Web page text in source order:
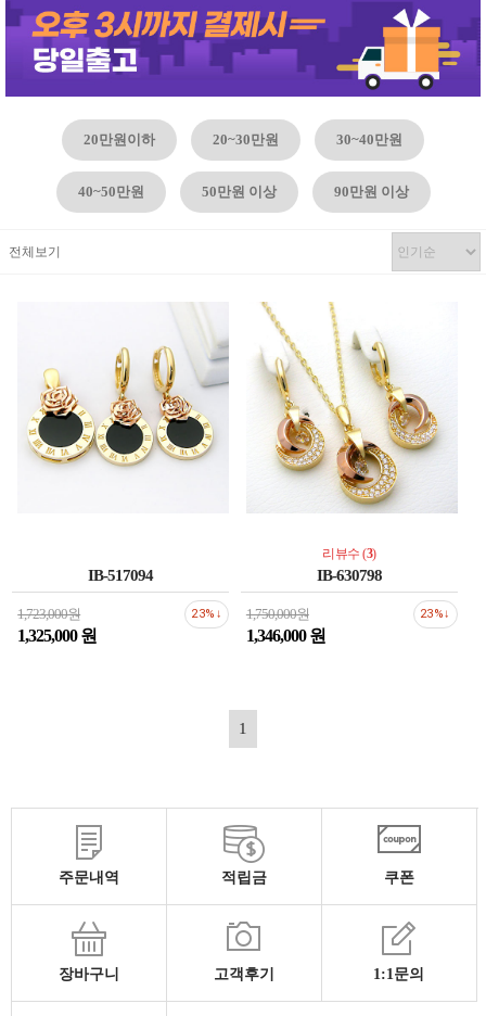
20만원이하 20~30만원 30~40만원
40~50만원 50만원 이상 90만원 이상
전체보기
IB-517094
1,723,000원
1,325,000 원
23%↓
리뷰수 (3)
IB-630798
1,750,000원
1,346,000 원
23%↓
1
주문내역 적립금 쿠폰
장바구니 고객후기 1:1문의